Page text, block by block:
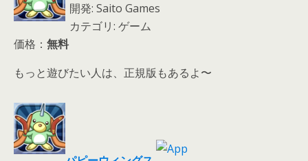
開発: Saito Games
カテゴリ: ゲーム
価格： 無料
もっと遊びたい人は、正規版もあるよ〜